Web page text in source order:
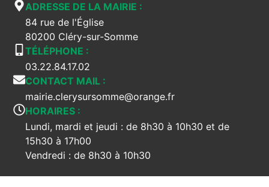
ADRESSE DE LA MAIRIE :
84 rue de l'Église
80200 Cléry-sur-Somme
TÉLÉPHONE :
03.22.84.17.02
CONTACT MAIL :
mairie.clerysursomme@orange.fr
HORAIRES :
Lundi, mardi et jeudi : de 8h30 à 10h30 et de
15h30 à 17h00
Vendredi : de 8h30 à 10h30